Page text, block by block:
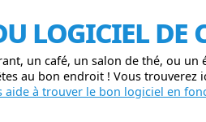
logiciel de
un café, un salon de thé, ou
au bon endroit ! Vous
aide à trouver le bon logiciel en